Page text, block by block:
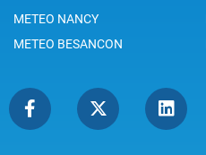
METEO NANCY
METEO BESANCON